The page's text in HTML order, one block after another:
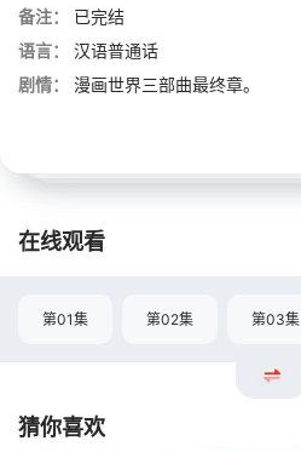
备注：
已完结
语言：
汉语普通话
剧情：
漫画世界三部曲最终章。
在线观看
第01集 第02集 第03集
猜你喜欢